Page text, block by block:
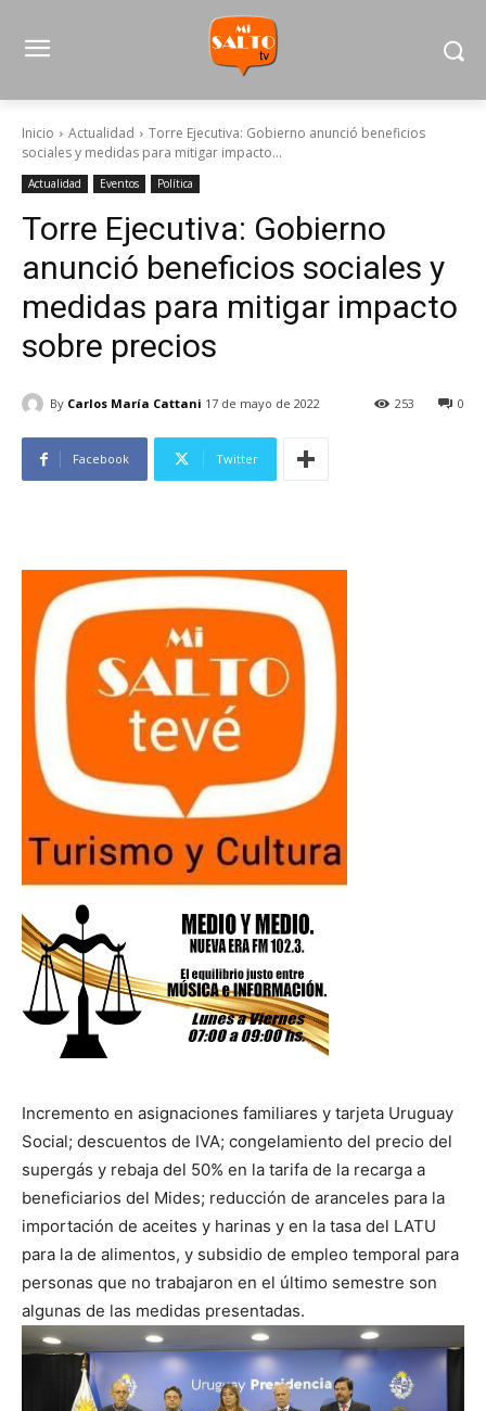
Inicio Actualidad
Torre Ejecutiva: Gobierno anunció beneficios
sociales y medidas para mitigar impacto...
Actualidad Eventos Política
Torre Ejecutiva: Gobierno
anunció beneficios sociales y
medidas para mitigar impacto
sobre precios
By Carlos María Cattani 17 de mayo de 2022 0
253
Facebook Twitter
Incremento en asignaciones familiares y tarjeta Uruguay
Social; descuentos de IVA; congelamiento del precio del
supergás y rebaja del 50% en la tarifa de la recarga a
beneficiarios del Mides; reducción de aranceles para la
importación de aceites y harinas y en la tasa del LATU
para la de alimentos, y subsidio de empleo temporal para
personas que no trabajaron en el último semestre son
algunas de las medidas presentadas.